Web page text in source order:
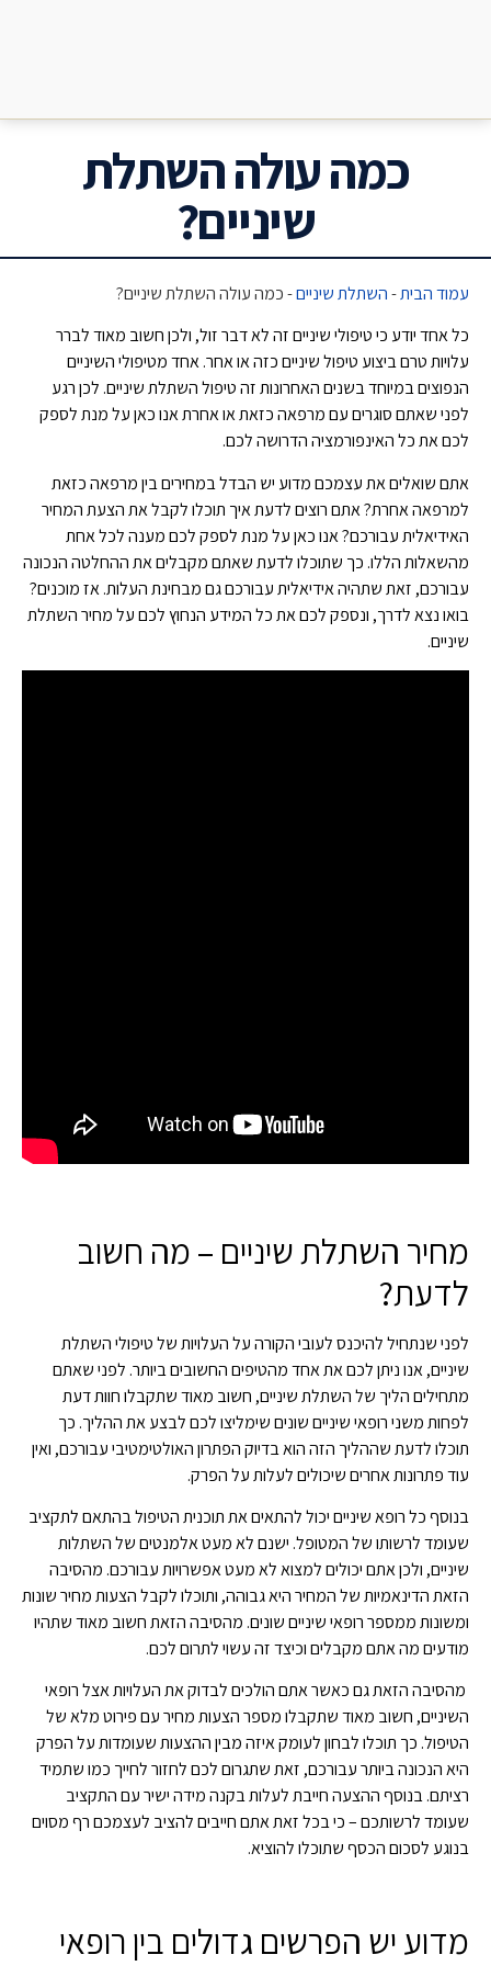
כמה עולה השתלת
שיניים?
עמוד הבית-השתלת שיניים-כמה עולה השתלת שיניים?
כל אחד יודע כי טיפולי שיניים זה לא דבר זול, ולכן חשוב מאוד לברר
עלויות טרם ביצוע טיפול שיניים כזה או אחר. אחד מטיפולי השיניים
הנפוצים במיוחד בשנים האחרונות זה טיפול השתלת שיניים. לכן רגע
לפני שאתם סוגרים עם מרפאה כזאת או אחרת אנו כאן על מנת לספק
לכם את כל האינפורמציה הדרושה לכם.
אתם שואלים את עצמכם מדוע יש הבדל במחירים בין מרפאה כזאת
למרפאה אחרת? אתם רוצים לדעת איך תוכלו לקבל את הצעת המחיר
האידיאלית עבורכם? אנו כאן על מנת לספק לכם מענה לכל אחת
מהשאלות הללו. כך שתוכלו לדעת שאתם מקבלים את ההחלטה הנכונה
עבורכם, זאת שתהיה אידיאלית עבורכם גם מבחינת העלות. אז מוכנים?
בואו נצא לדרך, ונספק לכם את כל המידע הנחוץ לכם על מחיר השתלת
שיניים.
מחיר השתלת שיניים – מה חשוב
לדעת?
לפני שנתחיל להיכנס לעובי הקורה על העלויות של טיפולי השתלת
שיניים, אנו ניתן לכם את אחד מהטיפים החשובים ביותר. לפני שאתם
מתחילים הליך של השתלת שיניים, חשוב מאוד שתקבלו חוות דעת
לפחות משני רופאי שיניים שונים שימליצו לכם לבצע את ההליך. כך
תוכלו לדעת שההליך הזה הוא בדיוק הפתרון האולטימטיבי עבורכם, ואין
עוד פתרונות אחרים שיכולים לעלות על הפרק.
בנוסף כל רופא שיניים יכול להתאים את תוכנית הטיפול בהתאם לתקציב
שעומד לרשותו של המטופל. ישנם לא מעט אלמנטים של השתלות
שיניים, ולכן אתם יכולים למצוא לא מעט אפשרויות עבורכם. מהסיבה
הזאת הדינאמיות של המחיר היא גבוהה, ותוכלו לקבל הצעות מחיר שונות
ומשונות ממספר רופאי שיניים שונים. מהסיבה הזאת חשוב מאוד שתהיו
מודעים מה אתם מקבלים וכיצד זה עשוי לתרום לכם.
מהסיבה הזאת גם כאשר אתם הולכים לבדוק את העלויות אצל רופאי
השיניים, חשוב מאוד שתקבלו מספר הצעות מחיר עם פירוט מלא של
הטיפול. כך תוכלו לבחון לעומק איזה מבין ההצעות שעומדות על הפרק
היא הנכונה ביותר עבורכם, זאת שתגרום לכם לחזור לחייך כמו שתמיד
רציתם. בנוסף ההצעה חייבת לעלות בקנה מידה ישיר עם התקציב
שעומד לרשותכם – כי בכל זאת אתם חייבים להציב לעצמכם רף מסוים
בנוגע לסכום הכסף שתוכלו להוציא.
מדוע יש הפרשים גדולים בין רופאי